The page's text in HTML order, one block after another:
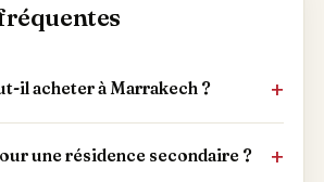
il acheter à Marrakech ?
une résidence secondaire ?